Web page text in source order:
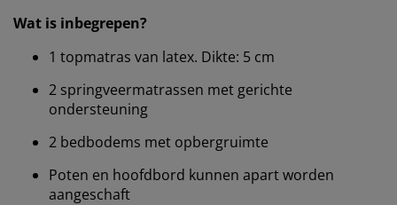
Wat is inbegrepen?
1 topmatras van latex. Dikte: 5 cm
2 springveermatrassen met gerichte
ondersteuning
2 bedbodems met opbergruimte
Poten en hoofdbord kunnen apart worden
aangeschaft